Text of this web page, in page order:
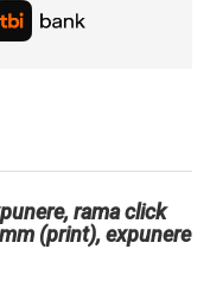
rama click
(print), expunere